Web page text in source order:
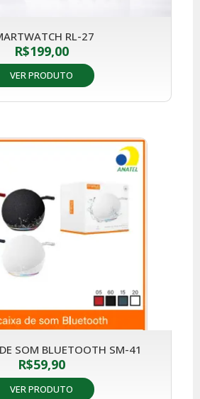
RL-27
R$199,00
VER PRODUTO
SOM BLUETOOTH SM-41
R$59,90
VER PRODUTO